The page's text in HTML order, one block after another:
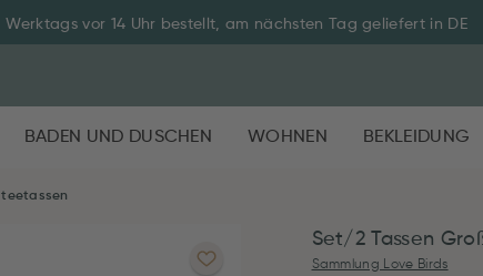
Werktags vor 14 Uhr bestellt, am nächsten Tag geliefert in DE
BADEN UND DUSCHEN WOHNEN BEKLEIDUNG
teetassen
Set/2 Tassen
Sammlung Love Birds